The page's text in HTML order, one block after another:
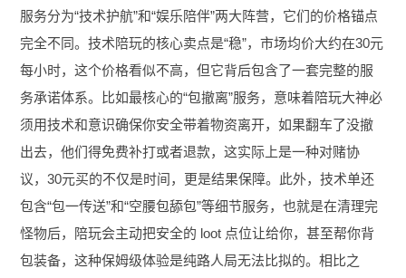
服务分为“技术护航”和“娱乐陪伴”两大阵营，它们的价格锚点
完全不同。技术陪玩的核心卖点是“稳”，市场均价大约在30元
每小时，这个价格看似不高，但它背后包含了一套完整的服
务承诺体系。比如最核心的“包撤离”服务，意味着陪玩大神必
须用技术和意识确保你安全带着物资离开，如果翻车了没撤
出去，他们得免费补打或者退款，这实际上是一种对赌协
议，30元买的不仅是时间，更是结果保障。此外，技术单还
包含“包一传送”和“空腰包舔包”等细节服务，也就是在清理完
怪物后，陪玩会主动把安全的 loot 点位让给你，甚至帮你背
包装备，这种保姆级体验是纯路人局无法比拟的。相比之